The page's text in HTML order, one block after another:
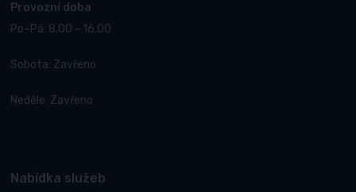
Provozní doba
Po–Pá: 8.00 - 16.00
Sobota: Zavřeno
Neděle: Zavřeno
Nabídka služeb